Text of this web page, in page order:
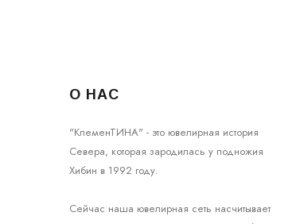
О НАС
"КлеменТИНА" - это ювелирная история
Севера, которая зародилась у подножия
Хибин в 1992 году.
Сейчас наша ювелирная сеть насчитывает